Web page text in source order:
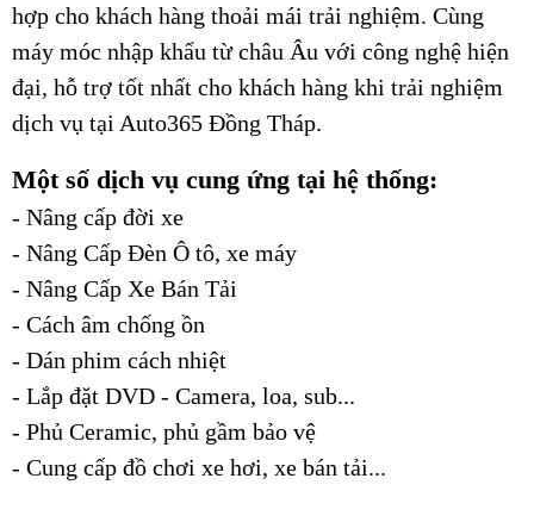
hợp cho khách hàng thoải mái trải nghiệm. Cùng
máy móc nhập khẩu từ châu Âu với công nghệ hiện
đại, hỗ trợ tốt nhất cho khách hàng khi trải nghiệm
dịch vụ tại Auto365 Đồng Tháp.
Một số dịch vụ cung ứng tại hệ thống:
- Nâng cấp đời xe
- Nâng Cấp Đèn Ô tô, xe máy
- Nâng Cấp Xe Bán Tải
- Cách âm chống ồn
- Dán phim cách nhiệt
- Lắp đặt DVD - Camera, loa, sub...
- Phủ Ceramic, phủ gầm bảo vệ
- Cung cấp đồ chơi xe hơi, xe bán tải...